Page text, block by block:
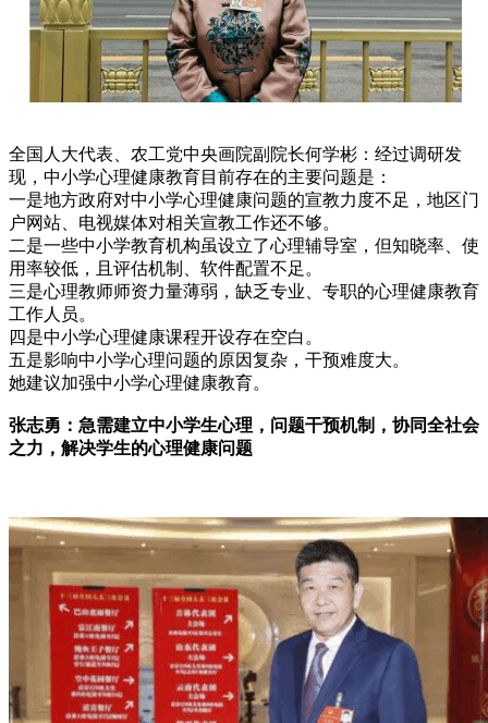
全国人大代表、农工党中央画院副院长何学彬：经过调研发
现，中小学心理健康教育目前存在的主要问题是：
一是地方政府对中小学心理健康问题的宣教力度不足，地区门
户网站、电视媒体对相关宣教工作还不够。
二是一些中小学教育机构虽设立了心理辅导室，但知晓率、使
用率较低，且评估机制、软件配置不足。
三是心理教师师资力量薄弱，缺乏专业、专职的心理健康教育
工作人员。
四是中小学心理健康课程开设存在空白。
五是影响中小学心理问题的原因复杂，干预难度大。
她建议加强中小学心理健康教育。
张志勇：急需建立中小学生心理 ， 问题干预机制，协同全社会
之力，解决学生的心理健康问题